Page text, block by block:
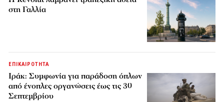
στη Γαλλία
ΕΠΙΚΑΙΡΟΤΗΤΑ
Ιράκ: Συμφωνία για παράδοση όπλων
από ένοπλες οργανώσεις έως τις 30
Σεπτεμβρίου